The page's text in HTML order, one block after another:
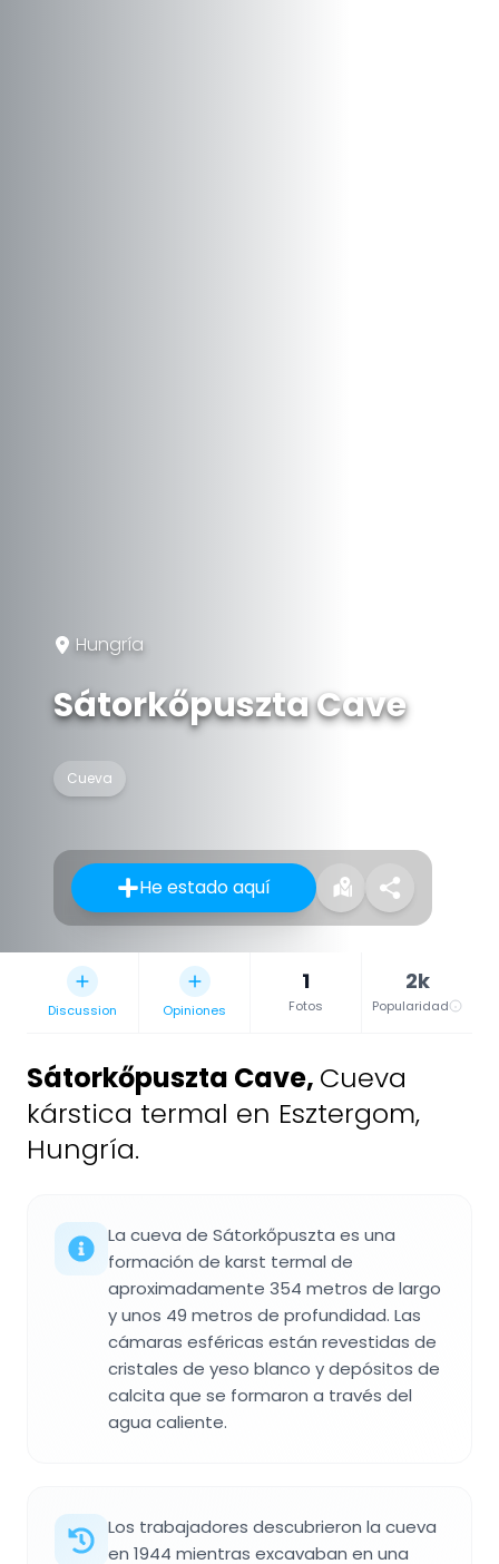
Hungría
Sátorkőpuszta Cave
Cueva
He estado aquí
Discussion Opiniones
1
Fotos
2k
Popularidad
Sátorkőpuszta Cave, Cueva
kárstica termal en Esztergom,
Hungría.
La cueva de Sátorkőpuszta es una
formación de karst termal de
aproximadamente 354 metros de largo
y unos 49 metros de profundidad. Las
cámaras esféricas están revestidas de
cristales de yeso blanco y depósitos de
calcita que se formaron a través del
agua caliente.
Los trabajadores descubrieron la cueva
en 1944 mientras excavaban en una